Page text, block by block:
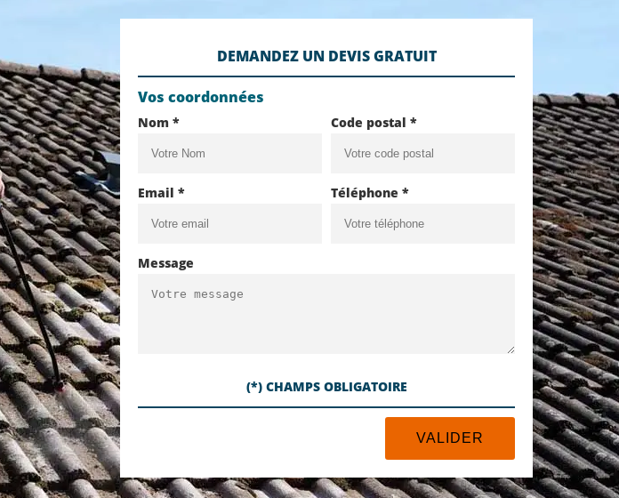
DEMANDEZ UN DEVIS GRATUIT
Vos coordonnées
Nom * Code postal *
Email * Téléphone *
Message
(*) CHAMPS OBLIGATOIRE